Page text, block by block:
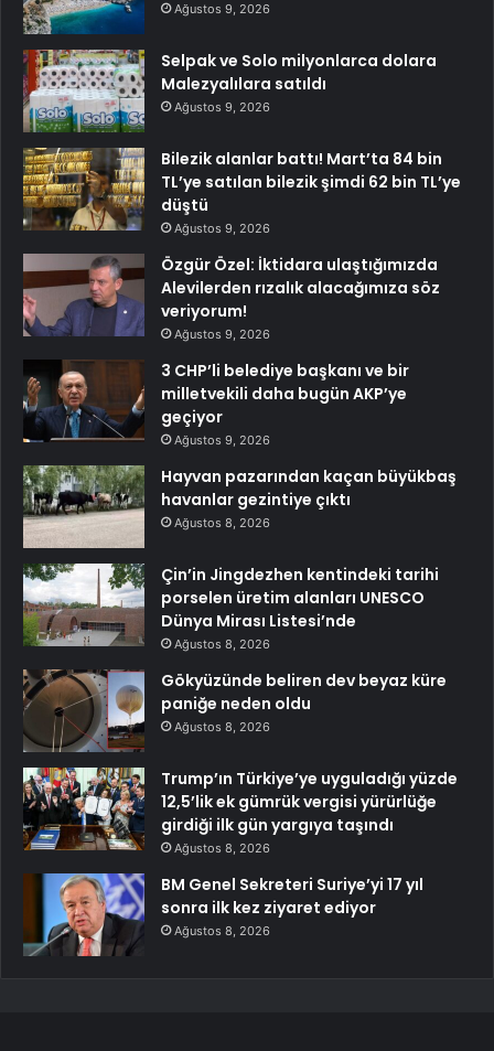
Ağustos 9, 2026
Selpak ve Solo milyonlarca dolara
Malezyalılara satıldı
Ağustos 9, 2026
Bilezik alanlar battı! Mart’ta 84 bin
TL’ye satılan bilezik şimdi 62 bin TL’ye
düştü
Ağustos 9, 2026
Özgür Özel: İktidara ulaştığımızda
Alevilerden rızalık alacağımıza söz
veriyorum!
Ağustos 9, 2026
3 CHP’li belediye başkanı ve bir
milletvekili daha bugün AKP’ye
geçiyor
Ağustos 9, 2026
Hayvan pazarından kaçan büyükbaş
havanlar gezintiye çıktı
Ağustos 8, 2026
Çin’in Jingdezhen kentindeki tarihi
porselen üretim alanları UNESCO
Dünya Mirası Listesi’nde
Ağustos 8, 2026
Gökyüzünde beliren dev beyaz küre
paniğe neden oldu
Ağustos 8, 2026
Trump’ın Türkiye’ye uyguladığı yüzde
12,5’lik ek gümrük vergisi yürürlüğe
girdiği ilk gün yargıya taşındı
Ağustos 8, 2026
BM Genel Sekreteri Suriye’yi 17 yıl
sonra ilk kez ziyaret ediyor
Ağustos 8, 2026